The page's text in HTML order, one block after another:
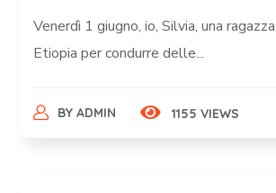
Venerdì 1 giugno, io, Silvia, una
Etiopia per condurre delle...
BY ADMIN 1155 VIEWS